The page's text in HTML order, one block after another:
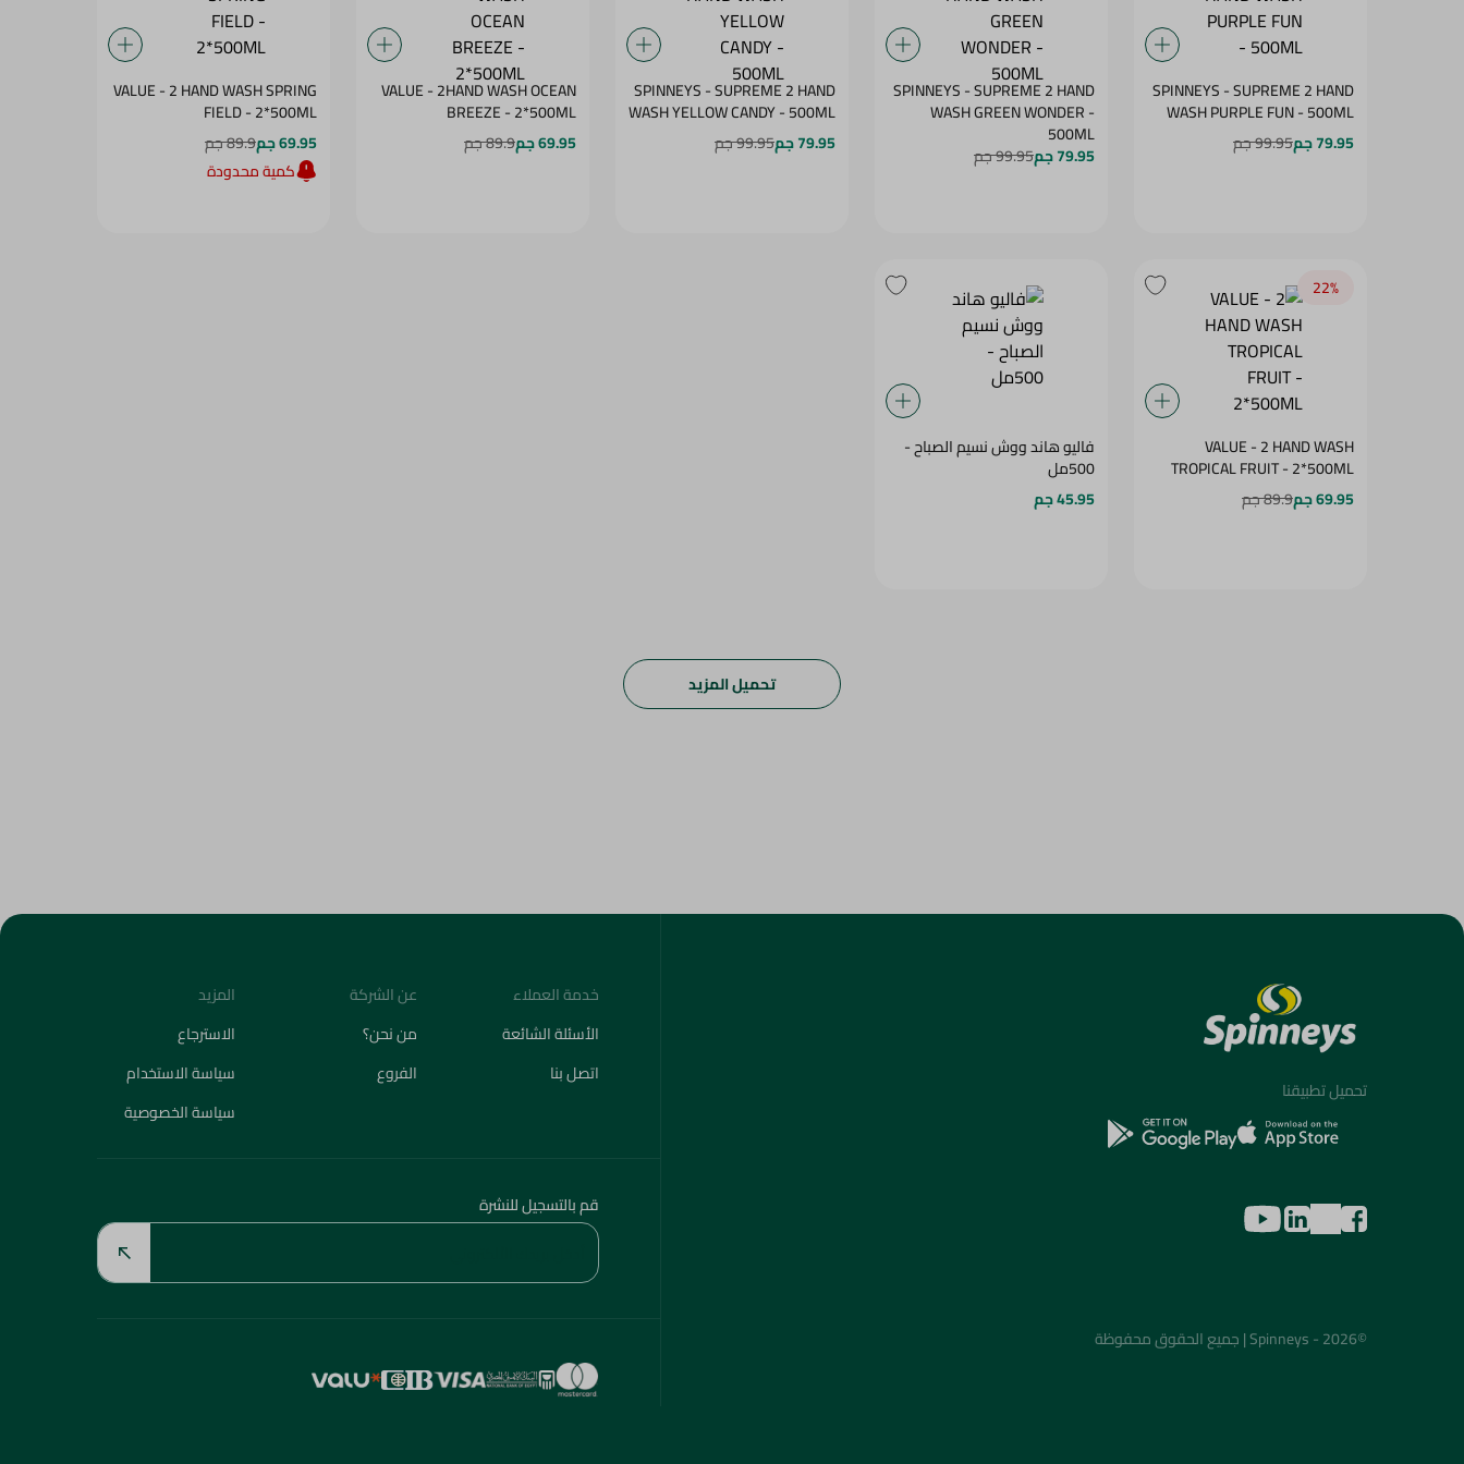
SPINNEYS - SUPREME 2 HAND
WASH PURPLE FUN - 500ML
79.95 جم
99.95 جم
SPINNEYS - SUPREME 2 HAND
WASH GREEN WONDER -
500ML
79.95 جم 99.95 جم
SPINNEYS - SUPREME 2 HAND
WASH YELLOW CANDY - 500ML
79.95 جم
99.95 جم
VALUE - 2HAND WASH OCEAN
BREEZE - 2*500ML
69.95 جم
89.9 جم
VALUE - 2 HAND WASH SPRING
FIELD - 2*500ML
69.95 جم
89.9 جم
كمية محدودة
22‎%‎
VALUE - 2 HAND WASH
TROPICAL FRUIT - 2*500ML
69.95 جم
89.9 جم
فاليو هاند ووش نسيم الصباح -
500مل
45.95 جم
تحميل المزيد
تحميل تطبيقنا
©2026 - Spinneys | جميع الحقوق محفوظة
خدمة العملاء
الأسئلة الشائعة
اتصل بنا
عن الشركة
من نحن؟
الفروع
المزيد
الاسترجاع
سياسة الاستخدام
سياسة الخصوصية
قم بالتسجيل للنشرة